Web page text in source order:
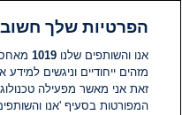
תגובות
אין עדיין תגובות. היה
הפרטיות שלך
אנו והשותפים שלנו1019
מזהים ייחודיים וניגשים
זאת אני מאשר מפעילה
המפורטות בסעיף 'אנו